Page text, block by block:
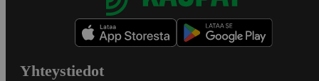
Yhteystiedot